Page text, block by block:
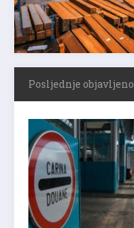
Posljednje objavljeno